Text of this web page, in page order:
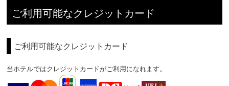
ご利用可能なクレジットカード
ご利用可能なクレジットカード
当ホテルではクレジットカードがご利用になれます。